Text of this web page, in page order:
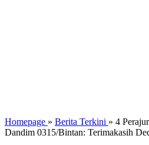
Homepage » Berita Terkini » 4
Dandim 0315/Bintan: Terimakasih